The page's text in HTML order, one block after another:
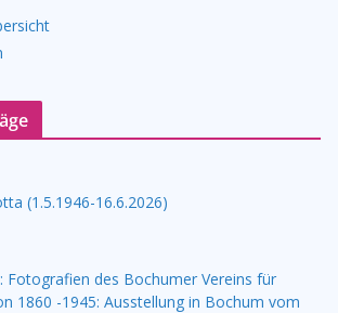
(1.5.1946-16.6.2026)
Fotografien des Bochumer Vereins für
1860 -1945: Ausstellung in Bochum vom